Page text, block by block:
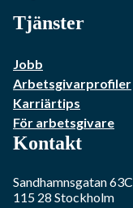
Tjänster
Jobb
Arbetsgivarprofiler
Karriärtips
För arbetsgivare
Kontakt
Sandhamnsgatan 63C
115 28 Stockholm